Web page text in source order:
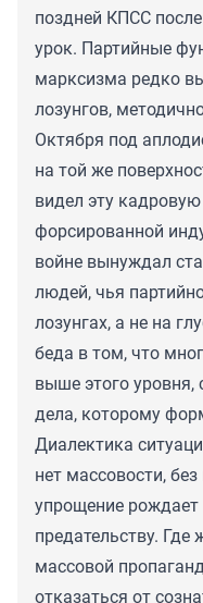
поздней КПСС
урок. Партийные
марксизма редко
лозунгов,
Октября под
на той же
видел эту
форсированной
войне вынуждал
людей, чья
лозунгах, а не на
беда в том, что
выше этого
дела, которому
Диалектика
нет массовости,
упрощение рождает
предательству. Где
массовой
отказаться от